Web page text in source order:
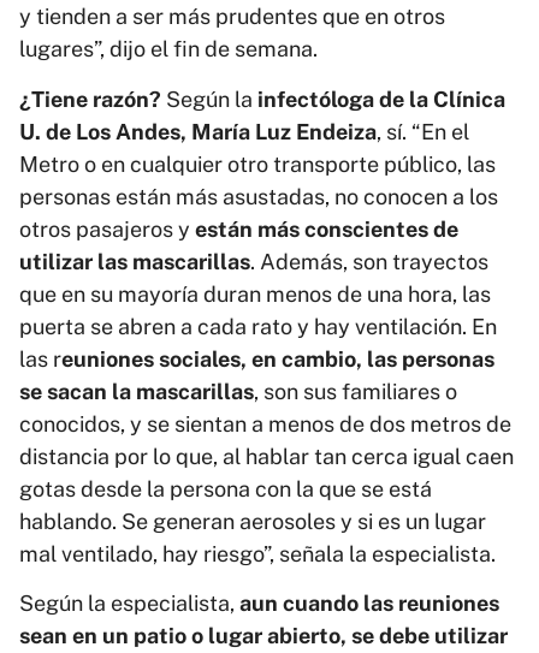
y tienden a ser más prudentes que en otros
lugares”, dijo el fin de semana.
¿Tiene razón? Según la infectóloga de la Clínica
U. de Los Andes, María Luz Endeiza, sí. “En el
Metro o en cualquier otro transporte público, las
personas están más asustadas, no conocen a los
otros pasajeros y están más conscientes de
utilizar las mascarillas. Además, son trayectos
que en su mayoría duran menos de una hora, las
puerta se abren a cada rato y hay ventilación. En
las reuniones sociales, en cambio, las personas
se sacan la mascarillas, son sus familiares o
conocidos, y se sientan a menos de dos metros de
distancia por lo que, al hablar tan cerca igual caen
gotas desde la persona con la que se está
hablando. Se generan aerosoles y si es un lugar
mal ventilado, hay riesgo”, señala la especialista.
Según la especialista, aun cuando las reuniones
sean en un patio o lugar abierto, se debe utilizar